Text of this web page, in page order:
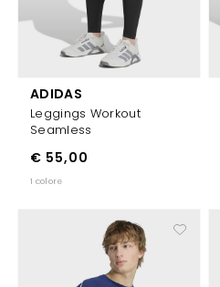
ADIDAS
Leggings Workout
Seamless
€ 55,00
1 colore